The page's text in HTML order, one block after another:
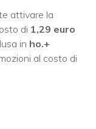
attivare la
di 1,29 euro
in ho.+
al costo di